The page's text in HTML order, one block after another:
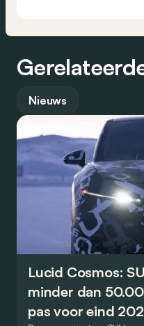
Nieuws
Lucid Cosmos:
minder dan
pas voor eind